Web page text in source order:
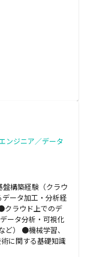
ンジニア／データ
構築経験（クラウ
ータ加工・分析経
クラウド上でのデ
ータ分析・可視化
ど） ●機械学習、
に関する基礎知識